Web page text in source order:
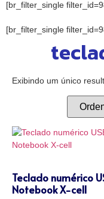
[br_filter_single
[br_filter_single
Exibindo um único
Teclado numérico
Notebook X-cell